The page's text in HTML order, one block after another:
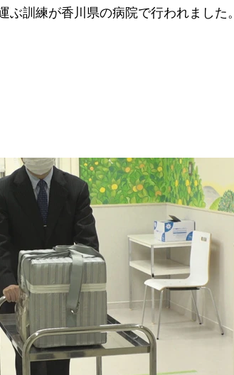
訓練が香川県の病院で行われました。